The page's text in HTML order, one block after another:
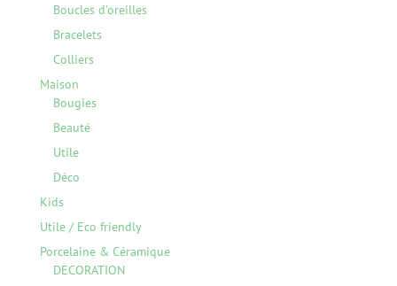
Boucles d'oreilles
Bracelets
Colliers
Maison
Bougies
Beauté
Utile
Déco
Kids
Utile / Eco friendly
Porcelaine & Céramique
DECORATION